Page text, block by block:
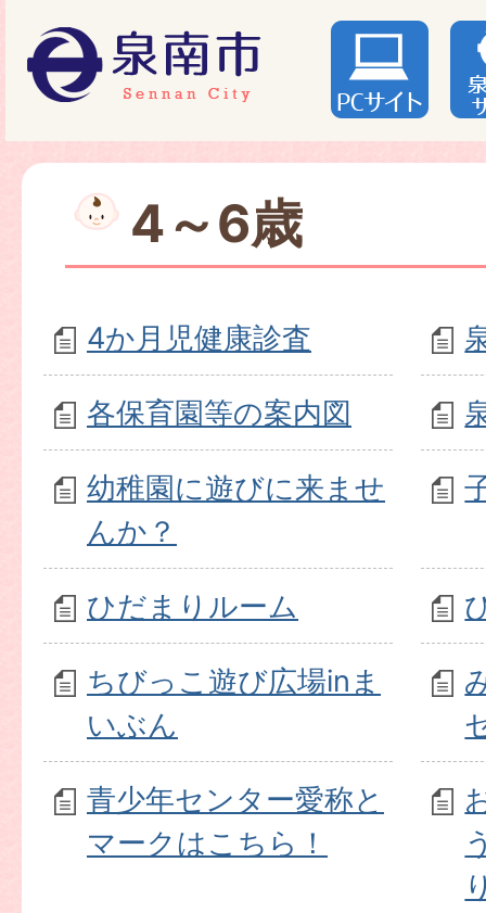
4～6歳
4か月児健康診査
各保育園等の案内図
幼稚園に遊びに来ませ
んか？
ひだまりルーム
ちびっこ遊び広場inま
いぶん
青少年センター愛称と
マークはこちら！